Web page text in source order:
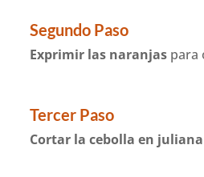
Segundo Paso
Exprimir las naranjas para
Tercer Paso
Cortar la cebolla en